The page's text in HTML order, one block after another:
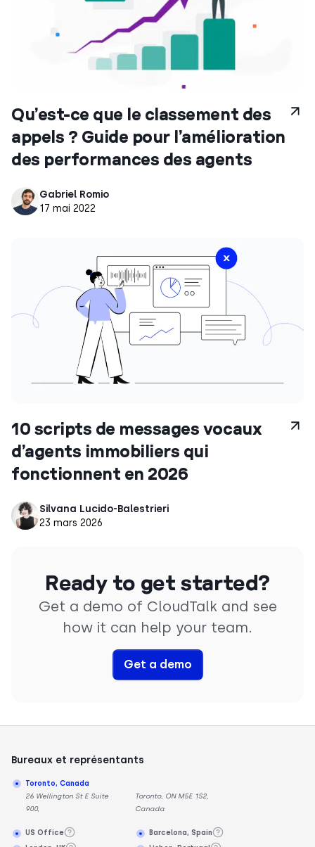
Qu’est-ce que le classement des
appels ? Guide pour l’amélioration
des performances des agents
Gabriel Romio
17 mai 2022
10 scripts de messages vocaux
d’agents immobiliers qui
fonctionnent en 2026
Silvana Lucido-Balestrieri
23 mars 2026
Ready to get started?
Get a demo of CloudTalk and see
how it can help your team.
Get a demo
Bureaux et représentants
Toronto, Canada
26 Wellington St E Suite
900,
Toronto, ON M5E 1S2,
Canada
US Office
Barcelona, Spain